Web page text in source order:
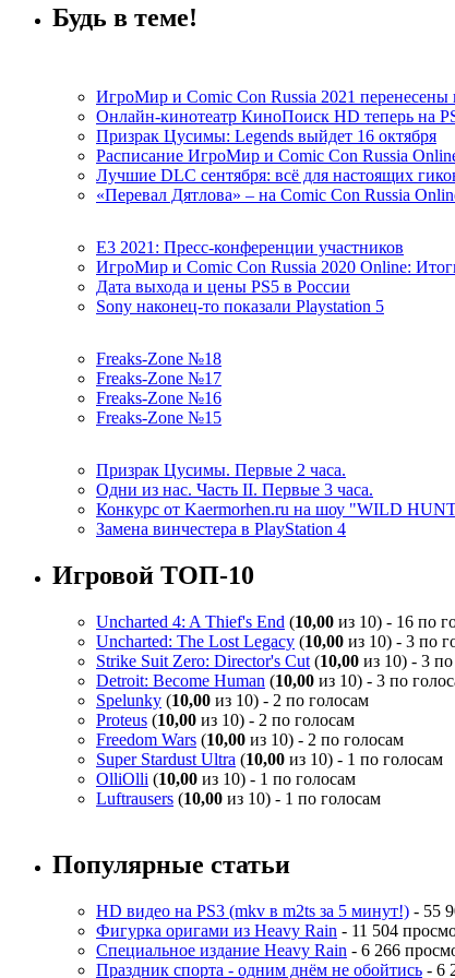
Будь в теме!
ИгроМир и Comic Con Russia 2021 перенесены
Онлайн-кинотеатр КиноПоиск HD теперь на
Призрак Цусимы: Legends выйдет 16 октября
Расписание ИгроМир и Comic Con Russia
Лучшие DLC сентября: всё для настоящих
«Перевал Дятлова» – на Comic Con Russia
E3 2021: Пресс-конференции участников
ИгроМир и Comic Con Russia 2020 Online:
Дата выхода и цены PS5 в России
Sony наконец-то показали Playstation 5
Freaks-Zone №18
Freaks-Zone №17
Freaks-Zone №16
Freaks-Zone №15
Призрак Цусимы. Первые 2 часа.
Одни из нас. Часть II. Первые 3 часа.
Конкурс от Kaermorhen.ru на шоу "WILD
Замена винчестера в PlayStation 4
Игровой ТОП-10
Uncharted 4: A Thief's End (10,00 из 10) - 16 по
Uncharted: The Lost Legacy (10,00 из 10) - 3 по
Strike Suit Zero: Director's Cut (10,00 из 10) - 3
Detroit: Become Human (10,00 из 10) - 3 по
Spelunky (10,00 из 10) - 2 по голосам
Proteus (10,00 из 10) - 2 по голосам
Freedom Wars (10,00 из 10) - 2 по голосам
Super Stardust Ultra (10,00 из 10) - 1 по голосам
OlliOlli (10,00 из 10) - 1 по голосам
Luftrausers (10,00 из 10) - 1 по голосам
Популярные статьи
HD видео на PS3 (mkv в m2ts за 5 минут!) - 55
Фигурка оригами из Heavy Rain - 11 504
Специальное издание Heavy Rain - 6 266
Праздник спорта - одним днём не обойтись - 6